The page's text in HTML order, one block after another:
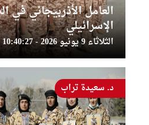
العامل الأذربيجاني في
الإسرائيلي
الثلاثاء 9 يونيو 2026 - 10:40:27
د. سعيدة تراب